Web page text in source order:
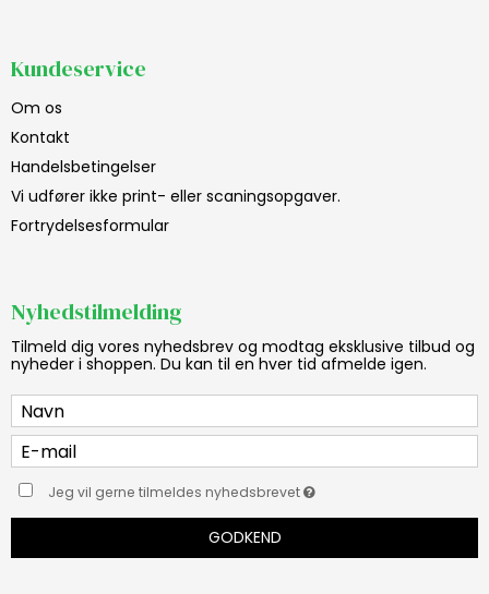
Kundeservice
Om os
Kontakt
Handelsbetingelser
Vi udfører ikke print- eller scaningsopgaver.
Fortrydelsesformular
Nyhedstilmelding
Tilmeld dig vores nyhedsbrev og modtag eksklusive tilbud og
nyheder i shoppen. Du kan til en hver tid afmelde igen.
Jeg vil gerne tilmeldes nyhedsbrevet
GODKEND